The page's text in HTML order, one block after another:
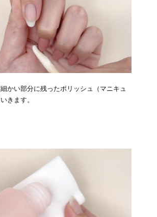
かい部分に残ったポリッシュ（マニキュ
きます。